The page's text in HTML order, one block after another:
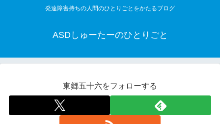
発達障害持ちの人間のひとりごとをかたるブログ
ASDしゅーたーのひとりごと
東郷五十六をフォローする